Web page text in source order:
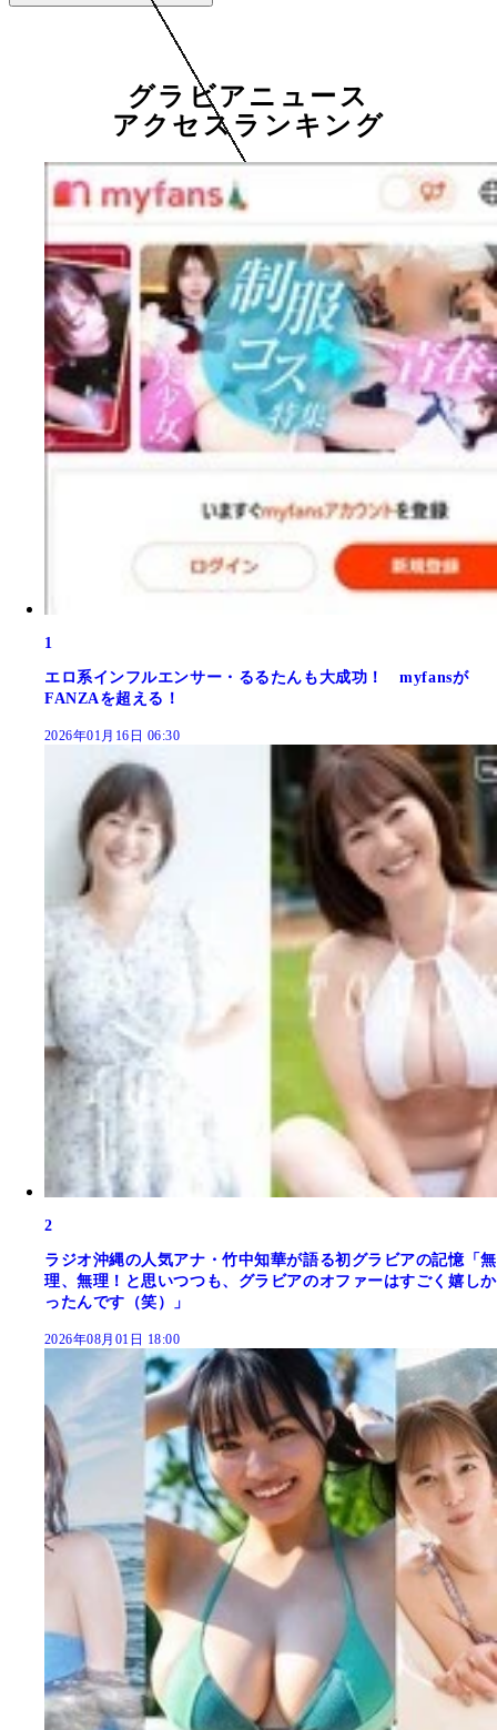
グラビアニュース
アクセスランキング
1
エロ系インフルエンサー・るるたんも大成功！ myfansが
FANZAを超える！
2026年01月16日 06:30
2
ラジオ沖縄の人気アナ・竹中知華が語る初グラビアの記憶「無
理、無理！と思いつつも、グラビアのオファーはすごく嬉しか
ったんです（笑）」
2026年08月01日 18:00